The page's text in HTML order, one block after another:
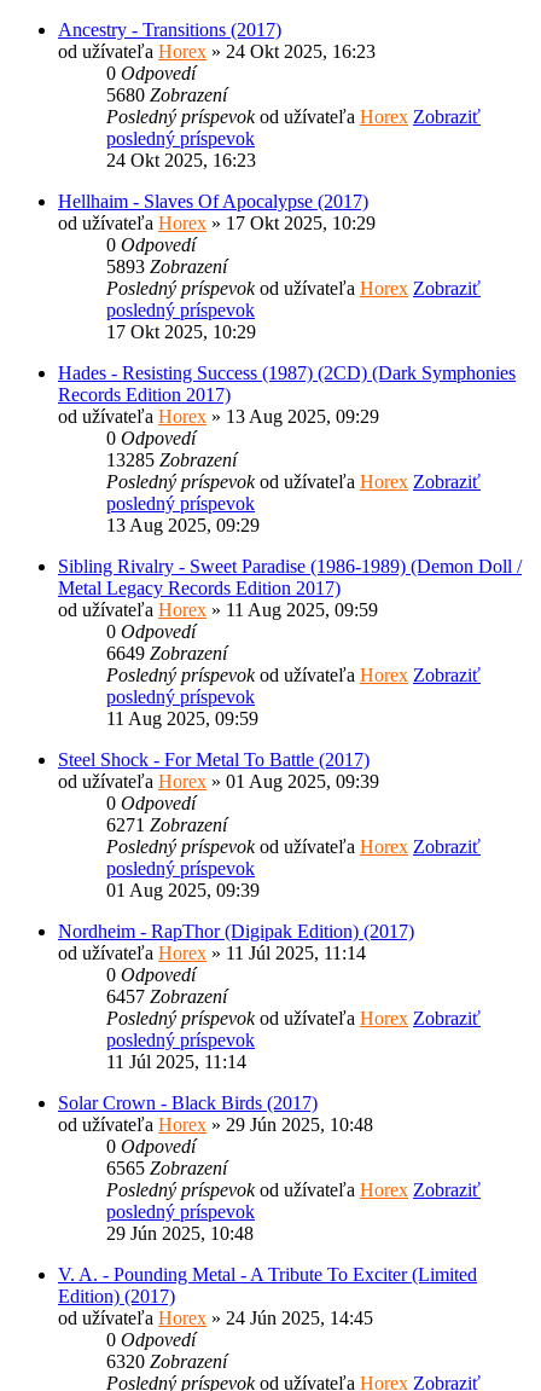
Ancestry - Transitions (2017)
od užívateľa Horex » 24 Okt 2025, 16:23
0 Odpovedí
5680 Zobrazení
Posledný príspevokod užívateľa Horex Zobraziť
posledný príspevok
24 Okt 2025, 16:23
Hellhaim - Slaves Of Apocalypse (2017)
od užívateľa Horex » 17 Okt 2025, 10:29
0 Odpovedí
5893 Zobrazení
Posledný príspevokod užívateľa Horex Zobraziť
posledný príspevok
17 Okt 2025, 10:29
Hades - Resisting Success (1987) (2CD) (Dark Symphonies
Records Edition 2017)
od užívateľa Horex » 13 Aug 2025, 09:29
0 Odpovedí
13285 Zobrazení
Posledný príspevokod užívateľa Horex Zobraziť
posledný príspevok
13 Aug 2025, 09:29
Sibling Rivalry - Sweet Paradise (1986-1989) (Demon Doll /
Metal Legacy Records Edition 2017)
od užívateľa Horex » 11 Aug 2025, 09:59
0 Odpovedí
6649 Zobrazení
Posledný príspevokod užívateľa Horex Zobraziť
posledný príspevok
11 Aug 2025, 09:59
Steel Shock - For Metal To Battle (2017)
od užívateľa Horex » 01 Aug 2025, 09:39
0 Odpovedí
6271 Zobrazení
Posledný príspevokod užívateľa Horex Zobraziť
posledný príspevok
01 Aug 2025, 09:39
Nordheim - RapThor (Digipak Edition) (2017)
od užívateľa Horex » 11 Júl 2025, 11:14
0 Odpovedí
6457 Zobrazení
Posledný príspevokod užívateľa Horex Zobraziť
posledný príspevok
11 Júl 2025, 11:14
Solar Crown - Black Birds (2017)
od užívateľa Horex » 29 Jún 2025, 10:48
0 Odpovedí
6565 Zobrazení
Posledný príspevokod užívateľa Horex Zobraziť
posledný príspevok
29 Jún 2025, 10:48
V. A. - Pounding Metal - A Tribute To Exciter (Limited
Edition) (2017)
od užívateľa Horex » 24 Jún 2025, 14:45
0 Odpovedí
6320 Zobrazení
Posledný príspevokod užívateľa Horex Zobraziť